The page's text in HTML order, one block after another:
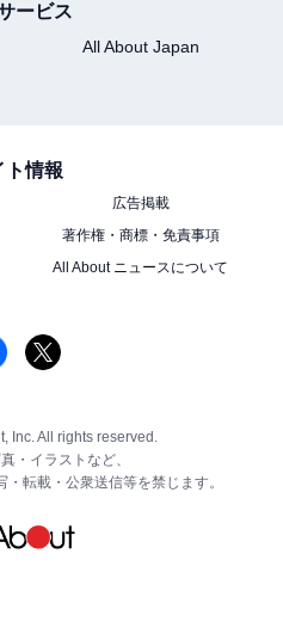
ービス
All About Japan
ト情報
広告掲載
著作権・商標・免責事項
All About ニュースについて
Inc. All rights reserved.
・イラストなど、
転載・公衆送信等を禁じます。